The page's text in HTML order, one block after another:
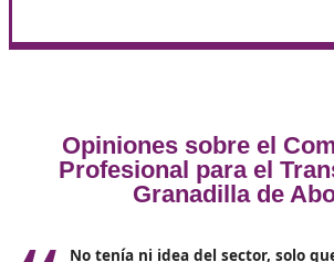
G. Normativa técnica y
H. Seguridad vial